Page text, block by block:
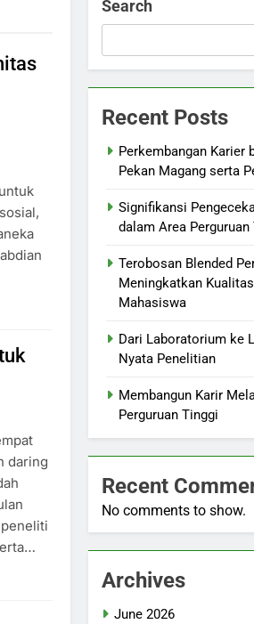
daring
Search
Recent Posts
Perkembangan Karier
Pekan Magang serta
Signifikansi
dalam Area Perguruan
Terobosan Blended
Meningkatkan
Mahasiswa
Dari Laboratorium ke
Nyata Penelitian
Membangun Karir
Perguruan Tinggi
Recent
No comments to show.
Archives
June 2026